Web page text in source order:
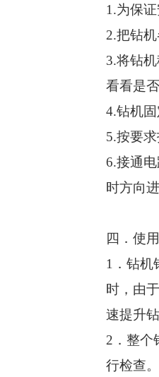
1.为保
2.把钻
3.将钻
看看是
4.钻机
5.按要
6.接通
时方向
四．使
1 ．钻
时，由
速提升
2 ．整
行检查